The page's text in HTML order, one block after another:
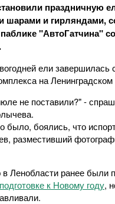
праздничную
шарами и гирляндами,
"АвтоГатчина"
ели завершилась
на
не поставили?" -
было, боялись, что
разместивший
Ленобласти ранее были
к Новому году,